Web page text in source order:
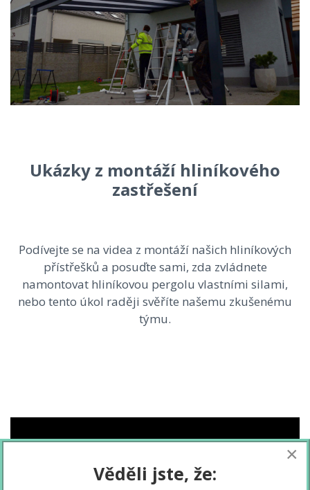
Ukázky z montáží hliníkového
zastřešení
Podívejte se na videa z montáží našich hliníkových
přístřešků a posuďte sami, zda zvládnete
namontovat hliníkovou pergolu vlastními silami,
nebo tento úkol raději svěříte našemu zkušenému
týmu.
×
Věděli jste, že: